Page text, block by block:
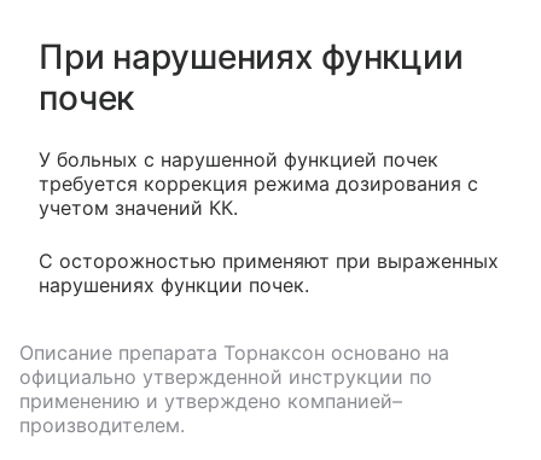
При нарушениях функции
почек
У больных с нарушенной функцией почек
требуется коррекция режима дозирования с
учетом значений КК.
С осторожностью применяют при выраженных
нарушениях функции почек.
Описание препарата Торнаксон основано на
официально утвержденной инструкции по
применению и утверждено компанией–
производителем.